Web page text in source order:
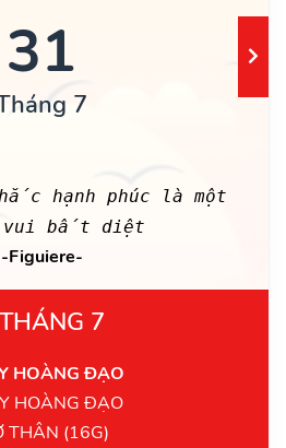
31
7
hạnh phúc là một
vui bất diệt
-Figuiere-
7
HOÀNG ĐẠO
HOÀNG ĐẠO
THÂN (16G)